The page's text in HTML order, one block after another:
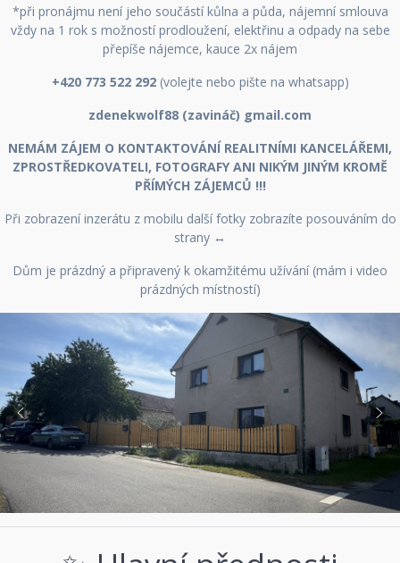
*při pronájmu není jeho součástí kůlna a půda, nájemní smlouva
vždy na 1 rok s možností prodloužení, elektřinu a odpady na sebe
přepíše nájemce, kauce 2x nájem
+420 773 522 292(volejte nebo pište na whatsapp)
zdenekwolf88 (zavináč) gmail.com
NEMÁM ZÁJEM O KONTAKTOVÁNÍ REALITNÍMI KANCELÁŘEMI,
ZPROSTŘEDKOVATELI, FOTOGRAFY ANI NIKÝM JINÝM KROMĚ
PŘÍMÝCH ZÁJEMCŮ !!!
Při zobrazení inzerátu z mobilu další fotky zobrazíte posouváním do
strany ↔
Dům je prázdný a připravený k okamžitému užívání (mám i video
prázdných místností)